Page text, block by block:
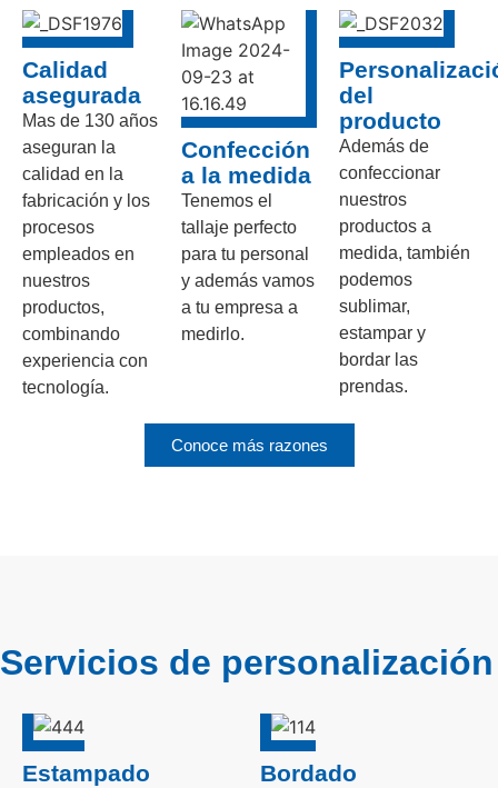
Calidad
asegurada
Mas de 130 años
aseguran la
calidad en la
fabricación y los
procesos
empleados en
nuestros
productos,
combinando
experiencia con
tecnología.
Confección
a la medida
Tenemos el
tallaje perfecto
para tu personal
y además vamos
a tu empresa a
medirlo.
del
producto
Además de
confeccionar
nuestros
productos a
medida, también
podemos
sublimar,
estampar y
bordar las
prendas.
Conoce más razones
Servicios de personalización
Estampado Bordado